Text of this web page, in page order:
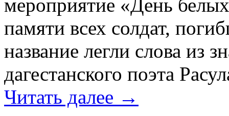
мероприятие «День
памяти всех солдат,
название легли слова из
дагестанского поэта
Читать далее →